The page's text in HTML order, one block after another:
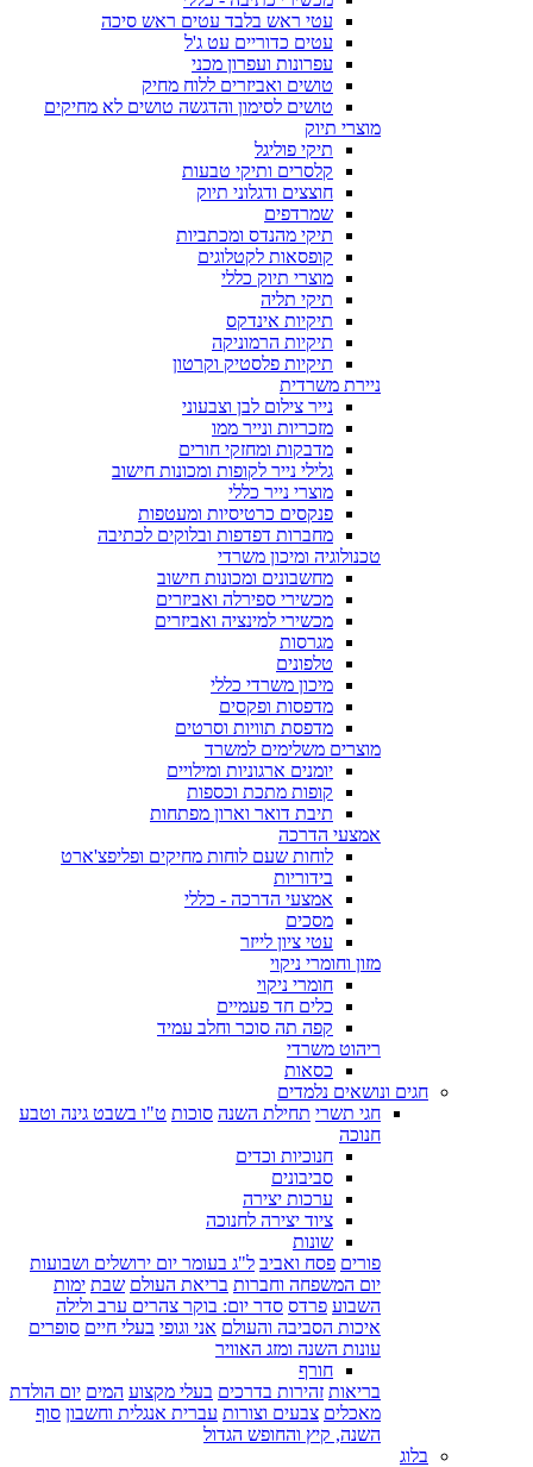
עטי ראש בלבד עטים ראש סיכה
עטים כדוריים עט ג'ל
עפרונות ועפרון מכני
טושים ואביזרים ללוח מחיק
טושים לסימון והדגשה טושים לא מחיקים
מוצרי תיוק
תיקי פוליגל
קלסרים ותיקי טבעות
חוצצים ודגלוני תיוק
שמרדפים
תיקי מהנדס ומכתביות
קופסאות לקטלוגים
מוצרי תיוק כללי
תיקי תליה
תיקיות אינדקס
תיקיות הרמוניקה
תיקיות פלסטיק וקרטון
ניירת משרדית
נייר צילום לבן וצבעוני
מזכריות ונייר ממו
מדבקות ומחזקי חורים
גלילי נייר לקופות ומכונות חישוב
מוצרי נייר כללי
פנקסים כרטיסיות ומעטפות
מחברות דפדפות ובלוקים לכתיבה
טכנולוגיה ומיכון משרדי
מחשבונים ומכונות חישוב
מכשירי ספירלה ואביזרים
מכשירי למינציה ואביזרים
מגרסות
טלפונים
מיכון משרדי כללי
מדפסות ופקסים
מדפסת תוויות וסרטים
מוצרים משלימים למשרד
יומנים ארגוניות ומילויים
קופות מתכת וכספות
תיבת דואר וארון מפתחות
אמצעי הדרכה
לוחות שעם לוחות מחיקים ופליפצ'ארט
בידוריות
אמצעי הדרכה - כללי
מסכים
עטי ציון לייזר
מזון וחומרי ניקוי
חומרי ניקוי
כלים חד פעמיים
קפה תה סוכר וחלב עמיד
ריהוט משרדי
כסאות
חגים ונושאים נלמדים
חגי תשרי תחילת השנה סוכות ט"ו בשבט גינה וטבע
חנוכה
חנוכיות וכדים
סביבונים
ערכות יצירה
ציוד יצירה לחנוכה
שונות
פורים פסח ואביב ל"ג בעומר יום ירושלים ושבועות
יום המשפחה וחברות בריאת העולם שבת ימות
השבוע פרדס סדר יום: בוקר צהרים ערב ולילה
איכות הסביבה והעולם אני וגופי בעלי חיים סופרים
עונות השנה ומזג האוויר
חורף
בריאות זהירות בדרכים בעלי מקצוע המים יום הולדת
מאכלים צבעים וצורות עברית אנגלית וחשבון סוף
השנה, קיץ והחופש הגדול
בלוג